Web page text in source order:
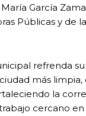
García
Públicas y de
refrenda
más limpia,
la
cercano en